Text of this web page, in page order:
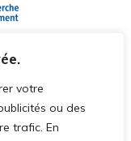
votre
ou des
trafic. En